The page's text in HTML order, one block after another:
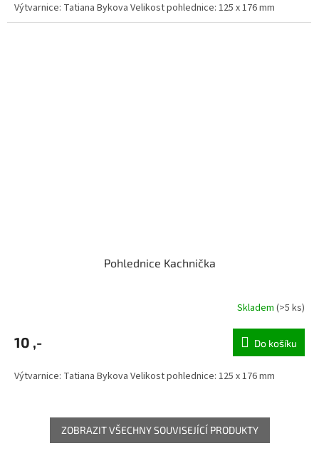
Výtvarnice: Tatiana Bykova Velikost pohlednice: 125 x 176 mm
Pohlednice Kachnička
Skladem (>5 ks)
10 ,- Do košíku
Výtvarnice: Tatiana Bykova Velikost pohlednice: 125 x 176 mm
ZOBRAZIT VŠECHNY SOUVISEJÍCÍ PRODUKTY